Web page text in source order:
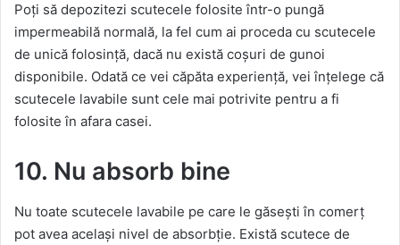
Poți să depozitezi scutecele folosite într-o pungă
impermeabilă normală, la fel cum ai proceda cu scutecele
de unică folosință, dacă nu există coșuri de gunoi
disponibile. Odată ce vei căpăta experiență, vei înțelege că
scutecele lavabile sunt cele mai potrivite pentru a fi
folosite în afara casei.
10. Nu absorb bine
Nu toate scutecele lavabile pe care le găsești în comerț
pot avea același nivel de absorbție. Există scutece de